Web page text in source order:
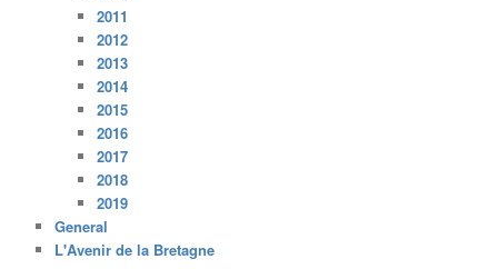
2011
2012
2013
2014
2015
2016
2017
2018
2019
General
L'Avenir de la Bretagne